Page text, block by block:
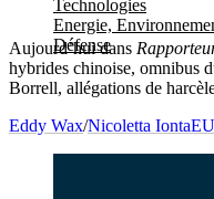
Technologies
Energie,
Défense
Aujourd’hui dans
hybrides chinoise, omnibus
Borrell, allégations de
Eddy Wax/Nicoletta Ionta